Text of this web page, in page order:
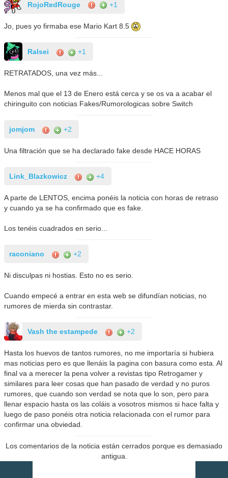
RojoRedRouge +1
Jo, pues yo firmaba ese Mario Kart 8.5
Ralsei +1
RETRATADOS, una vez más...
Menos mal que el 13 de Enero está cerca y se os va a acabar el
chiringuito con noticias Fakes/Rumorologicas sobre Switch
jomjom +2
Una filtración que se ha declarado fake desde HACE HORAS
Link_Blazkowicz +4
A parte de LENTOS, encima ponéis la noticia con horas de retraso
y cuando ya se ha confirmado que es fake.
Los tenéis cuadrados en serio...
raconiano +2
Ni disculpas ni hostias. Esto no es serio.
Cuando empecé a entrar en esta web se difundían noticias, no
rumores de mierda sin contrastar.
Vash the estampede +2
Hasta los huevos de tantos rumores, no me importaría si hubiera
mas noticias pero es que llenáis la pagina con basura como esta. Al
final va a merecer la pena volver a revistas tipo Retrogamer y
similares para leer cosas que han pasado de verdad y no puros
rumores, que cuando son verdad se nota que lo son, pero para
llenar espacio hasta os las coláis a vosotros mismos si hace falta y
luego de paso ponéis otra noticia relacionada con el rumor para
confirmar una obviedad.
Los comentarios de la noticia están cerrados porque es demasiado
antigua.